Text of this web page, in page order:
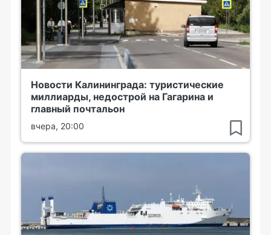
Новости Калининграда: туристические
миллиарды, недострой на Гагарина и
главный почтальон
вчера, 20:00